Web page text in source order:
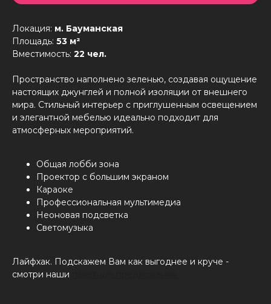
Локация: м. Бауманская
Площадь: 53 м²
Вместимость: 22 чел.
Пространство наполнено зеленью, создавая ощущение
настоящих джунглей и полной изоляции от внешнего
мира. Стильный интерьер с приглушенным освещением
и элегантной мебелью идеально подходит для
атмосферных мероприятий.
Общая лобби зона
Проектор с большим экраном
Караоке
Профессиональная мультимедиа
Неоновая подсветка
Светомузыка
Лайфхак. Подскажем Вам как выгоднее и круче -
смотри наши